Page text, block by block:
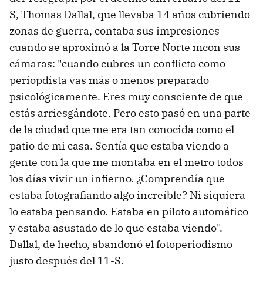
S, Thomas Dallal, que llevaba 14 años cubriendo
zonas de guerra, contaba sus impresiones
cuando se aproximó a la Torre Norte mcon sus
cámaras: "cuando cubres un conflicto como
periopdista vas más o menos preparado
psicológicamente. Eres muy consciente de que
estás arriesgándote. Pero esto pasó en una parte
de la ciudad que me era tan conocida como el
patio de mi casa. Sentía que estaba viendo a
gente con la que me montaba en el metro todos
los días vivir un infierno. ¿Comprendía que
estaba fotografiando algo increíble? Ni siquiera
lo estaba pensando. Estaba en piloto automático
y estaba asustado de lo que estaba viendo".
Dallal, de hecho, abandonó el fotoperiodismo
justo después del 11-S.